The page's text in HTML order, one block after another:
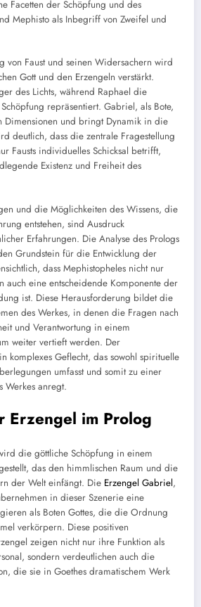
Facetten der Schöpfung und des
Mephisto als Inbegriff von Zweifel und
von Faust und seinen Widersachern wird
Gott und den Erzengeln verstärkt.
des Lichts, während Raphael die
repräsentiert. Gabriel, als Bote,
Dimensionen und bringt Dynamik in die
deutlich, dass die zentrale Fragestellung
Fausts individuelles Schicksal betrifft,
Existenz und Freiheit des
und die Möglichkeiten des Wissens, die
entstehen, sind Ausdruck
Erfahrungen. Die Analyse des Prologs
Grundstein für die Entwicklung der
dass Mephistopheles nicht nur
auch eine entscheidende Komponente der
ist. Diese Herausforderung bildet die
des Werkes, in denen die Fragen nach
und Verantwortung in einem
weiter vertieft werden. Der
komplexes Geflecht, das sowohl spirituelle
umfasst und somit zu einer
Werkes anregt.
Erzengel im Prolog
die göttliche Schöpfung in einem
das den himmlischen Raum und die
der Welt einfängt. Die Erzengel Gabriel,
in dieser Szenerie eine
als Boten Gottes, die die Ordnung
verkörpern. Diese positiven
zeigen nicht nur ihre Funktion als
sondern verdeutlichen auch die
die sie in Goethes dramatischem Werk